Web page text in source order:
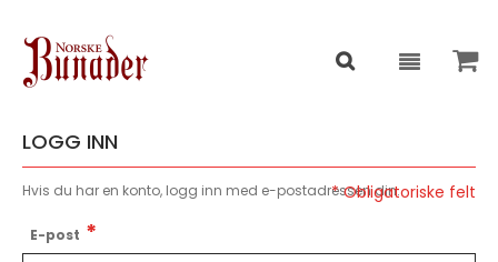
LOGG INN
Hvis du har en konto, logg inn med e-postadressen din.
E-post